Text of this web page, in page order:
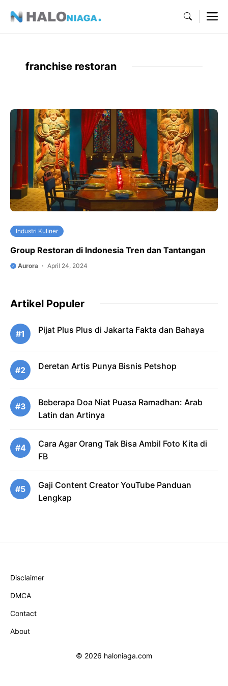
franchise restoran
Industri Kuliner
Group Restoran di Indonesia Tren dan Tantangan
Aurora April 24, 2024
Artikel Populer
#1 Pijat Plus Plus di Jakarta Fakta dan Bahaya
#2 Deretan Artis Punya Bisnis Petshop
#3
Beberapa Doa Niat Puasa Ramadhan: Arab
Latin dan Artinya
#4
Cara Agar Orang Tak Bisa Ambil Foto Kita di
FB
#5
Gaji Content Creator YouTube Panduan
Lengkap
Disclaimer
DMCA
Contact
About
© 2026 haloniaga.com